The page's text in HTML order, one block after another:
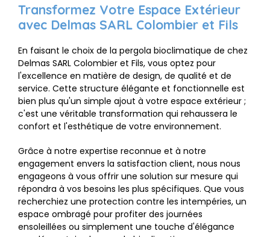
Transformez Votre Espace Extérieur
avec Delmas SARL Colombier et Fils
En faisant le choix de la pergola bioclimatique de chez
Delmas SARL Colombier et Fils, vous optez pour
l'excellence en matière de design, de qualité et de
service. Cette structure élégante et fonctionnelle est
bien plus qu'un simple ajout à votre espace extérieur ;
c'est une véritable transformation qui rehaussera le
confort et l'esthétique de votre environnement.
Grâce à notre expertise reconnue et à notre
engagement envers la satisfaction client, nous nous
engageons à vous offrir une solution sur mesure qui
répondra à vos besoins les plus spécifiques. Que vous
recherchiez une protection contre les intempéries, un
espace ombragé pour profiter des journées
ensoleillées ou simplement une touche d'élégance